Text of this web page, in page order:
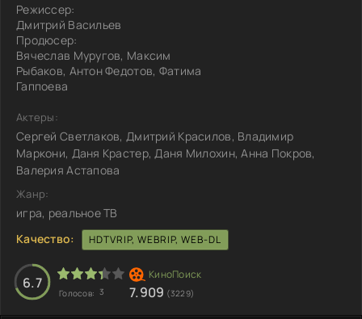
Режиссер:
Дмитрий Васильев
Продюсер:
Вячеслав Муругов, Максим
Рыбаков, Антон Федотов, Фатима
Гаппоева
Актеры:
Сергей Светлаков, Дмитрий Красилов, Владимир
Маркони, Даня Крастер, Даня Милохин, Анна Покров,
Валерия Астапова
Жанр:
игра, реальное ТВ
Качество:
HDTVRIP, WEBRIP, WEB-DL
6.7
Голосов: 3 7.909 (3229)